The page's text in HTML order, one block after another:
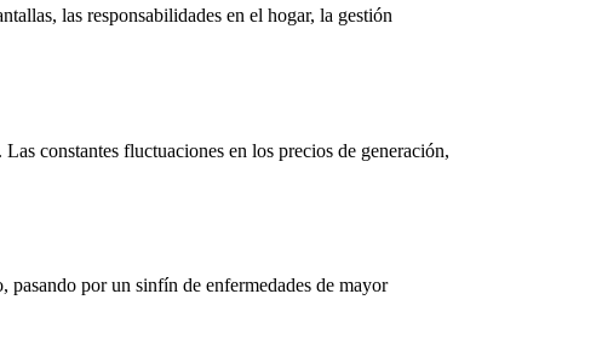
las responsabilidades en el hogar, la gestión
constantes fluctuaciones en los precios de generación,
por un sinfín de enfermedades de mayor